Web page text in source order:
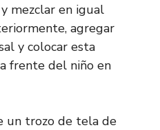
mezclar en igual
agregar
y colocar esta
frente del niño en
un trozo de tela de